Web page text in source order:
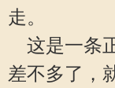
走。
这是一条
差不多了，